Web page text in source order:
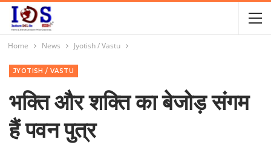
Home News Jyotish / Vastu
JYOTISH / VASTU
भक्ति और शक्ति का बेजोड़ संगम
हैं पवन पुत्र